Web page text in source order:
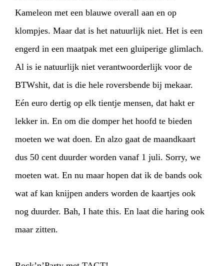
Kameleon met een blauwe overall aan en op
klompjes. Maar dat is het natuurlijk niet. Het is een
engerd in een maatpak met een gluiperige glimlach.
Al is ie natuurlijk niet verantwoorderlijk voor de
BTWshit, dat is die hele roversbende bij mekaar.
Eén euro dertig op elk tientje mensen, dat hakt er
lekker in. En om die domper het hoofd te bieden
moeten we wat doen. En alzo gaat de maandkaart
dus 50 cent duurder worden vanaf 1 juli. Sorry, we
moeten wat. En nu maar hopen dat ik de bands ook
wat af kan knijpen anders worden de kaartjes ook
nog duurder. Bah, I hate this. En laat die haring ook
maar zitten.